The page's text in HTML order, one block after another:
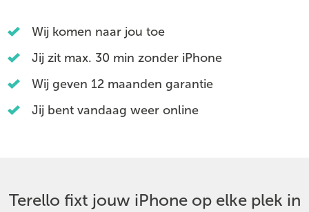
Wij komen naar jou toe
Jij zit max. 30 min zonder iPhone
Wij geven 12 maanden garantie
Jij bent vandaag weer online
Terello fixt jouw iPhone op elke plek in